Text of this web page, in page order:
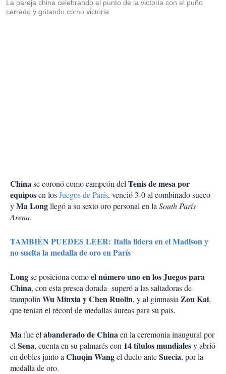
La pareja china celebrando el punto de la victoria con el puño
cerrado y gritando como victoria
Chinase coronó como campeón delTenis de mesa por
equiposen losJuegos de París, venció 3-0 al combinado sueco
yMa Longllegó a su sexto oro personal en laSouth París
Arena.
TAMBIÉN PUEDES LEER: Italia lidera en el Madison y
no suelta la medalla de oro en París
Longse posiciona comoel número uno en los Juegos para
China, con esta presea dorada superó a las saltadoras de
trampolínWu Minxia y Chen Ruolin, y al gimnasiaZou Kai,
que tenían el récord de medallas áureas para su país.
Mafue elabanderado de Chinaen la ceremonia inaugural por
elSena, cuenta en su palmarés con 14 títulos mundialesy abrió
en dobles junto aChuqin Wangel duelo anteSuecia, por la
medalla de oro.